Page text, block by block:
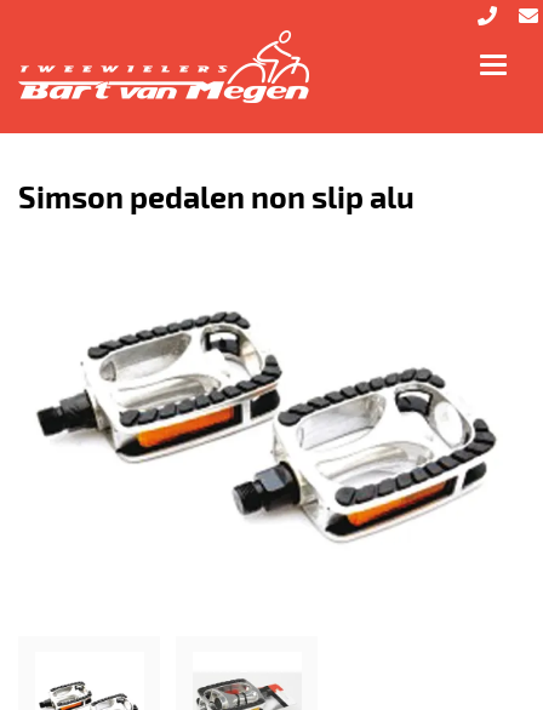
Simson pedalen non slip alu